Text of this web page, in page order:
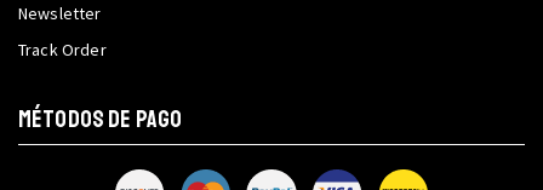
Newsletter
Track Order
MÉTODOS DE PAGO